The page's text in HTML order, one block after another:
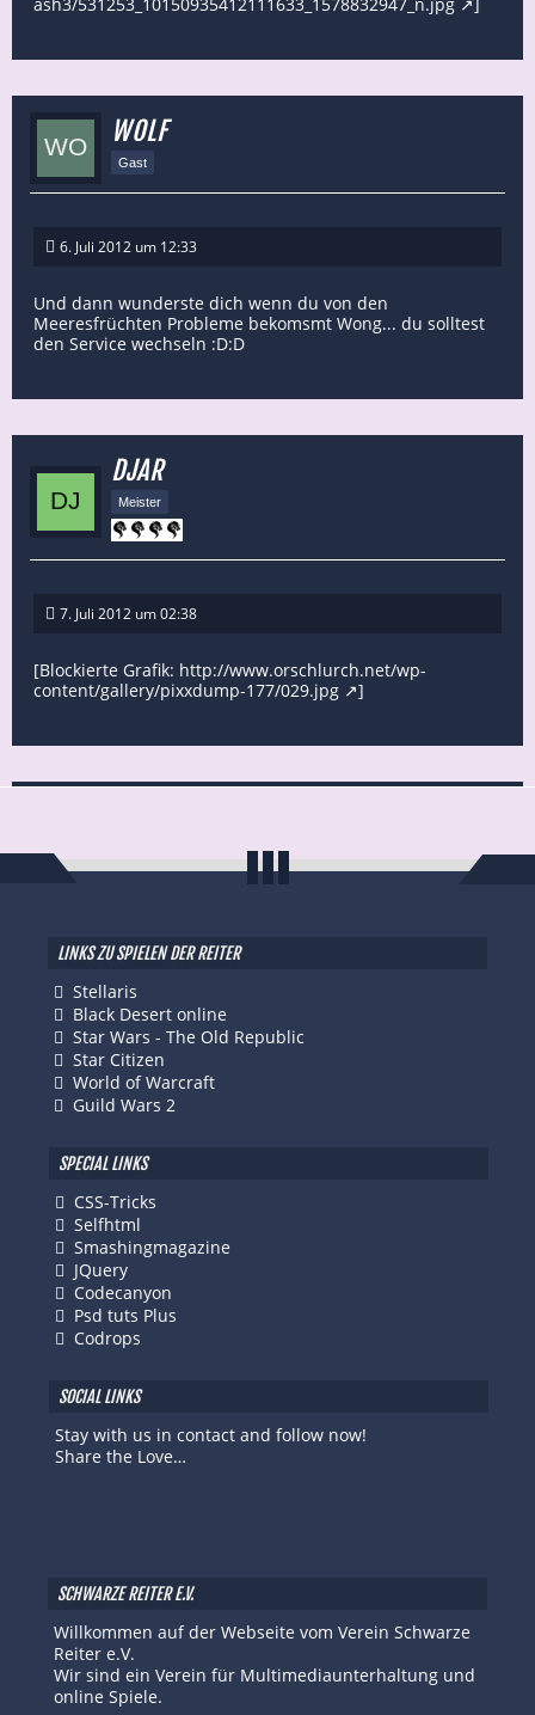
WOLF
Gast
6. Juli 2012 um 12:33
Und dann wunderste dich wenn du von den
Meeresfrüchten Probleme bekomsmt Wong... du solltest
den Service wechseln :D:D
DJAR
Meister
7. Juli 2012 um 02:38
[Blockierte Grafik: http://www.orschlurch.net/wp-
content/gallery/pixxdump-177/029.jpg
]
LINKS ZU SPIELEN DER REITER
Stellaris
Black Desert online
Star Wars - The Old Republic
Star Citizen
World of Warcraft
Guild Wars 2
SPECIAL LINKS
CSS-Tricks
Selfhtml
Smashingmagazine
JQuery
Codecanyon
Psd tuts Plus
Codrops
SOCIAL LINKS
Stay with us in contact and follow now!
Share the Love…
SCHWARZE REITER E.V.
Willkommen auf der Webseite vom Verein Schwarze
Reiter e.V.
Wir sind ein Verein für Multimediaunterhaltung und
online Spiele.